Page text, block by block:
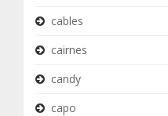
cables
cairnes
candy
capo